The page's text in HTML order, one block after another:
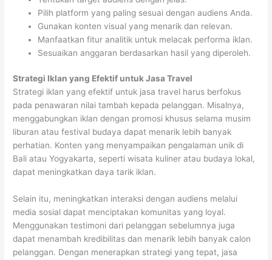
Pilih platform yang paling sesuai dengan audiens Anda.
Gunakan konten visual yang menarik dan relevan.
Manfaatkan fitur analitik untuk melacak performa iklan.
Sesuaikan anggaran berdasarkan hasil yang diperoleh.
Strategi Iklan yang Efektif untuk Jasa Travel
Strategi iklan yang efektif untuk jasa travel harus berfokus
pada penawaran nilai tambah kepada pelanggan. Misalnya,
menggabungkan iklan dengan promosi khusus selama musim
liburan atau festival budaya dapat menarik lebih banyak
perhatian. Konten yang menyampaikan pengalaman unik di
Bali atau Yogyakarta, seperti wisata kuliner atau budaya lokal,
dapat meningkatkan daya tarik iklan.
Selain itu, meningkatkan interaksi dengan audiens melalui
media sosial dapat menciptakan komunitas yang loyal.
Menggunakan testimoni dari pelanggan sebelumnya juga
dapat menambah kredibilitas dan menarik lebih banyak calon
pelanggan. Dengan menerapkan strategi yang tepat, jasa